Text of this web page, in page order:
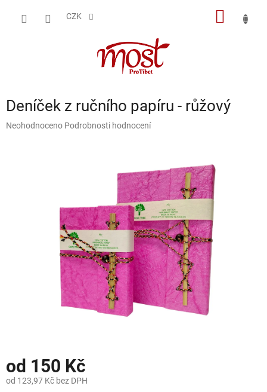
CZK
Deníček z ručního papíru - růžový
Průměrné
Neohodnoceno Podrobnosti hodnocení
od 150 Kč
od 123,97 Kč bez DPH